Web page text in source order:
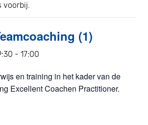
voorbij.
(1)
- 17:00
en training in het kader van de
Excellent Coachen Practitioner.